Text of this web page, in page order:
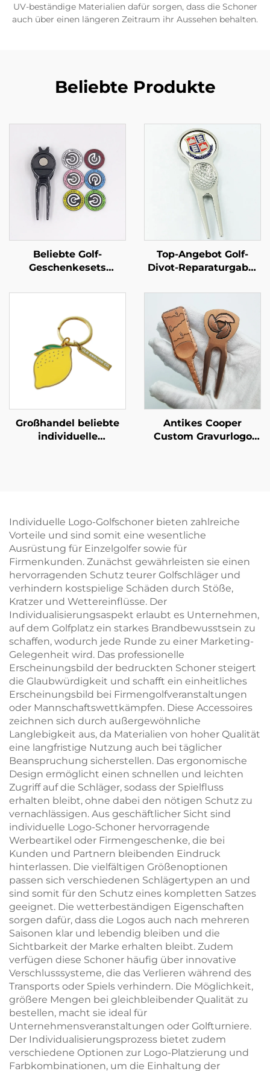
UV-beständige Materialien dafür sorgen, dass die Schoner
auch über einen längeren Zeitraum ihr Aussehen behalten.
Beliebte Produkte
Beliebte Golf-
Geschenkesets
Reparatursätze mit
Ballmarker
Top-Angebot Golf-
Divot-Reparaturgabel
Großhandel beliebte
individuelle
individuellem Logo für
Geschenke
Antikes Cooper
Custom Gravurlogo
Individuelle Logo-Golfschoner bieten zahlreiche
Vorteile und sind somit eine wesentliche
Ausrüstung für Einzelgolfer sowie für
Firmenkunden. Zunächst gewährleisten sie einen
hervorragenden Schutz teurer Golfschläger und
verhindern kostspielige Schäden durch Stöße,
Kratzer und Wettereinflüsse. Der
Individualisierungsaspekt erlaubt es Unternehmen,
auf dem Golfplatz ein starkes Brandbewusstsein zu
schaffen, wodurch jede Runde zu einer Marketing-
Gelegenheit wird. Das professionelle
Erscheinungsbild der bedruckten Schoner steigert
die Glaubwürdigkeit und schafft ein einheitliches
Erscheinungsbild bei Firmengolfveranstaltungen
oder Mannschaftswettkämpfen. Diese Accessoires
zeichnen sich durch außergewöhnliche
Langlebigkeit aus, da Materialien von hoher Qualität
eine langfristige Nutzung auch bei täglicher
Beanspruchung sicherstellen. Das ergonomische
Design ermöglicht einen schnellen und leichten
Zugriff auf die Schläger, sodass der Spielfluss
erhalten bleibt, ohne dabei den nötigen Schutz zu
vernachlässigen. Aus geschäftlicher Sicht sind
individuelle Logo-Schoner hervorragende
Werbeartikel oder Firmengeschenke, die bei
Kunden und Partnern bleibenden Eindruck
hinterlassen. Die vielfältigen Größenoptionen
passen sich verschiedenen Schlägertypen an und
sind somit für den Schutz eines kompletten Satzes
geeignet. Die wetterbeständigen Eigenschaften
sorgen dafür, dass die Logos auch nach mehreren
Saisonen klar und lebendig bleiben und die
Sichtbarkeit der Marke erhalten bleibt. Zudem
verfügen diese Schoner häufig über innovative
Verschlusssysteme, die das Verlieren während des
Transports oder Spiels verhindern. Die Möglichkeit,
größere Mengen bei gleichbleibender Qualität zu
bestellen, macht sie ideal für
Unternehmensveranstaltungen oder Golfturniere.
Der Individualisierungsprozess bietet zudem
verschiedene Optionen zur Logo-Platzierung und
Farbkombinationen, um die Einhaltung der